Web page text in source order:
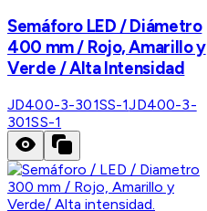
Semáforo LED / Diámetro
400 mm / Rojo, Amarillo y
Verde / Alta Intensidad
JD400-3-301SS-1JD400-3-
301SS-1